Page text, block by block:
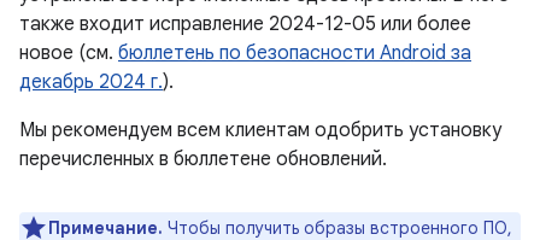
также входит исправление 2024-12-05 или более
новое (см. бюллетень по безопасности Android за
декабрь 2024 г.).
Мы рекомендуем всем клиентам одобрить установку
перечисленных в бюллетене обновлений.
Примечание. Чтобы получить образы встроенного ПО,